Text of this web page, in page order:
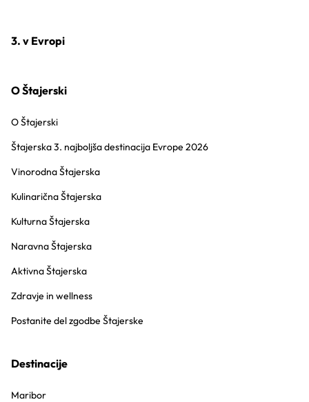
3. v Evropi
O Štajerski
O Štajerski
Štajerska 3. najboljša destinacija Evrope 2026
Vinorodna Štajerska
Kulinarična Štajerska
Kulturna Štajerska
Naravna Štajerska
Aktivna Štajerska
Zdravje in wellness
Postanite del zgodbe Štajerske
Destinacije
Maribor